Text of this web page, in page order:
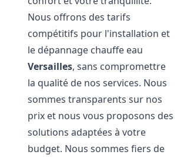
Nous offrons des tarifs
compétitifs pour l'installation et
le dépannage chauffe eau
Versailles, sans compromettre
la qualité de nos services. Nous
sommes transparents sur nos
prix et nous vous proposons des
solutions adaptées à votre
budget. Nous sommes fiers de